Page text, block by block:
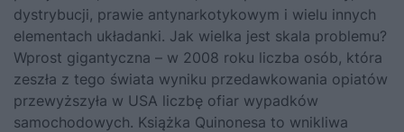
dystrybucji, prawie antynarkotykowym i wielu innych
elementach układanki. Jak wielka jest skala problemu?
Wprost gigantyczna – w 2008 roku liczba osób, która
zeszła z tego świata wyniku przedawkowania opiatów
przewyższyła w USA liczbę ofiar wypadków
samochodowych. Książka Quinonesa to wnikliwa